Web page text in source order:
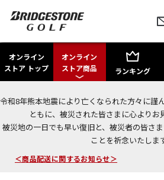
オンライン
ストア トップ
オンライン
ストア商品
ランキング
令和8年熊本地震により亡くなられた方々に謹
ともに、被災された皆さまに心よりお
被災地の一日でも早い復旧と、被災者の皆さ
ことを祈念いたしま
＜夏季休暇中のご注文・発送・お問い合わせ
今なら新規会員登録で1,000円OFFクーポン
＜商品配送に関するお知らせ＞